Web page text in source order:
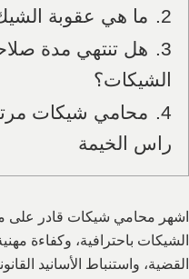
2.
ما هي عقوبة
3.
هل تنتهي مدة
الشيكات؟
4.
محامي شيكات
راس الخيمة
اشهر محامي شيكات قادر على
الشيكات باحترافية، وكفاءة
القضية، واستنباط الأسانيد